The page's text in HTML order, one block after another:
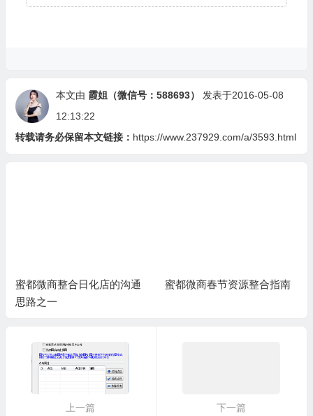
本文由 霞姐（微信号：588693）
发表于2016-05-08
12:13:22
转载请务必保留本文链接： https://www.237929.com/a/3593.html
蜜都微商整合日化店的沟通
思路之一
蜜都微商春节资源整合指南
上一篇
下一篇